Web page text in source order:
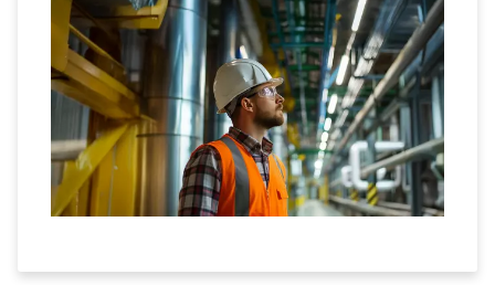
kulcsfontosságú jellemzők
összehasonlításával.